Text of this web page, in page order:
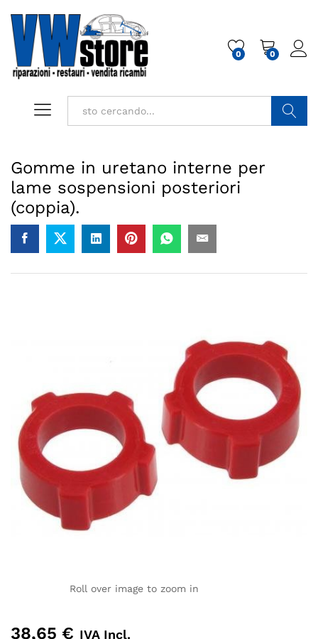
0 0
Gomme in uretano interne per
lame sospensioni posteriori
(coppia).
Roll over image to zoom in
38,65 € IVA Incl.